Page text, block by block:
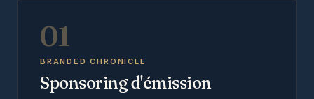
01
BRANDED CHRONICLE
Sponsoring d'émission